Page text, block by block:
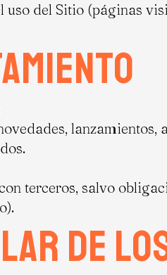
del Sitio (páginas
lanzamientos,
terceros, salvo
de